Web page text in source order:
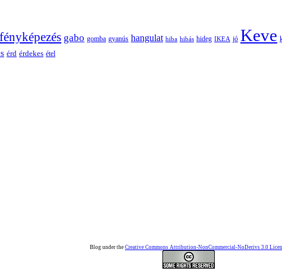
fényképezés gabo gomba gyanús hangulat hiba hibás hideg IKEA jó Keve
érd érdekes étel
Blog under the Creative Commons Attribution-NonCommercial-NoDerivs 3.0